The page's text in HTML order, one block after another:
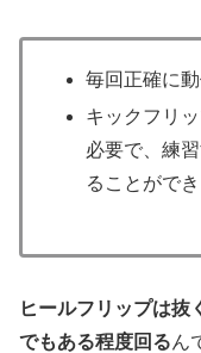
毎回正確に
キックフリ
必要で、練
ることができ
ヒールフリップは抜
でもある程度回るん